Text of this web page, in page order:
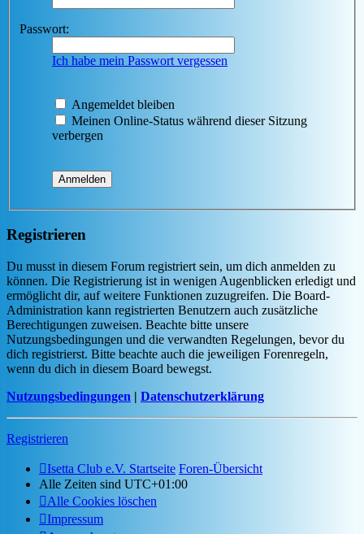
Passwort:
Ich habe mein Passwort vergessen
Angemeldet bleiben
Meinen Online-Status während dieser Sitzung
verbergen
Registrieren
Du musst in diesem Forum registriert sein, um dich anmelden zu
können. Die Registrierung ist in wenigen Augenblicken erledigt und
ermöglicht dir, auf weitere Funktionen zuzugreifen. Die Board-
Administration kann registrierten Benutzern auch zusätzliche
Berechtigungen zuweisen. Beachte bitte unsere
Nutzungsbedingungen und die verwandten Regelungen, bevor du
dich registrierst. Bitte beachte auch die jeweiligen Forenregeln,
wenn du dich in diesem Board bewegst.
Nutzungsbedingungen | Datenschutzerklärung
Registrieren
Isetta Club e.V. Startseite Foren-Übersicht
Alle Zeiten sind UTC+01:00
Alle Cookies löschen
Impressum